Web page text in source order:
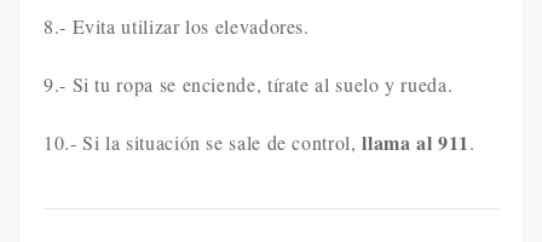
8.- Evita utilizar los elevadores.
9.- Si tu ropa se enciende, tírate al suelo y rueda.
10.- Si la situación se sale de control,llama al 911.